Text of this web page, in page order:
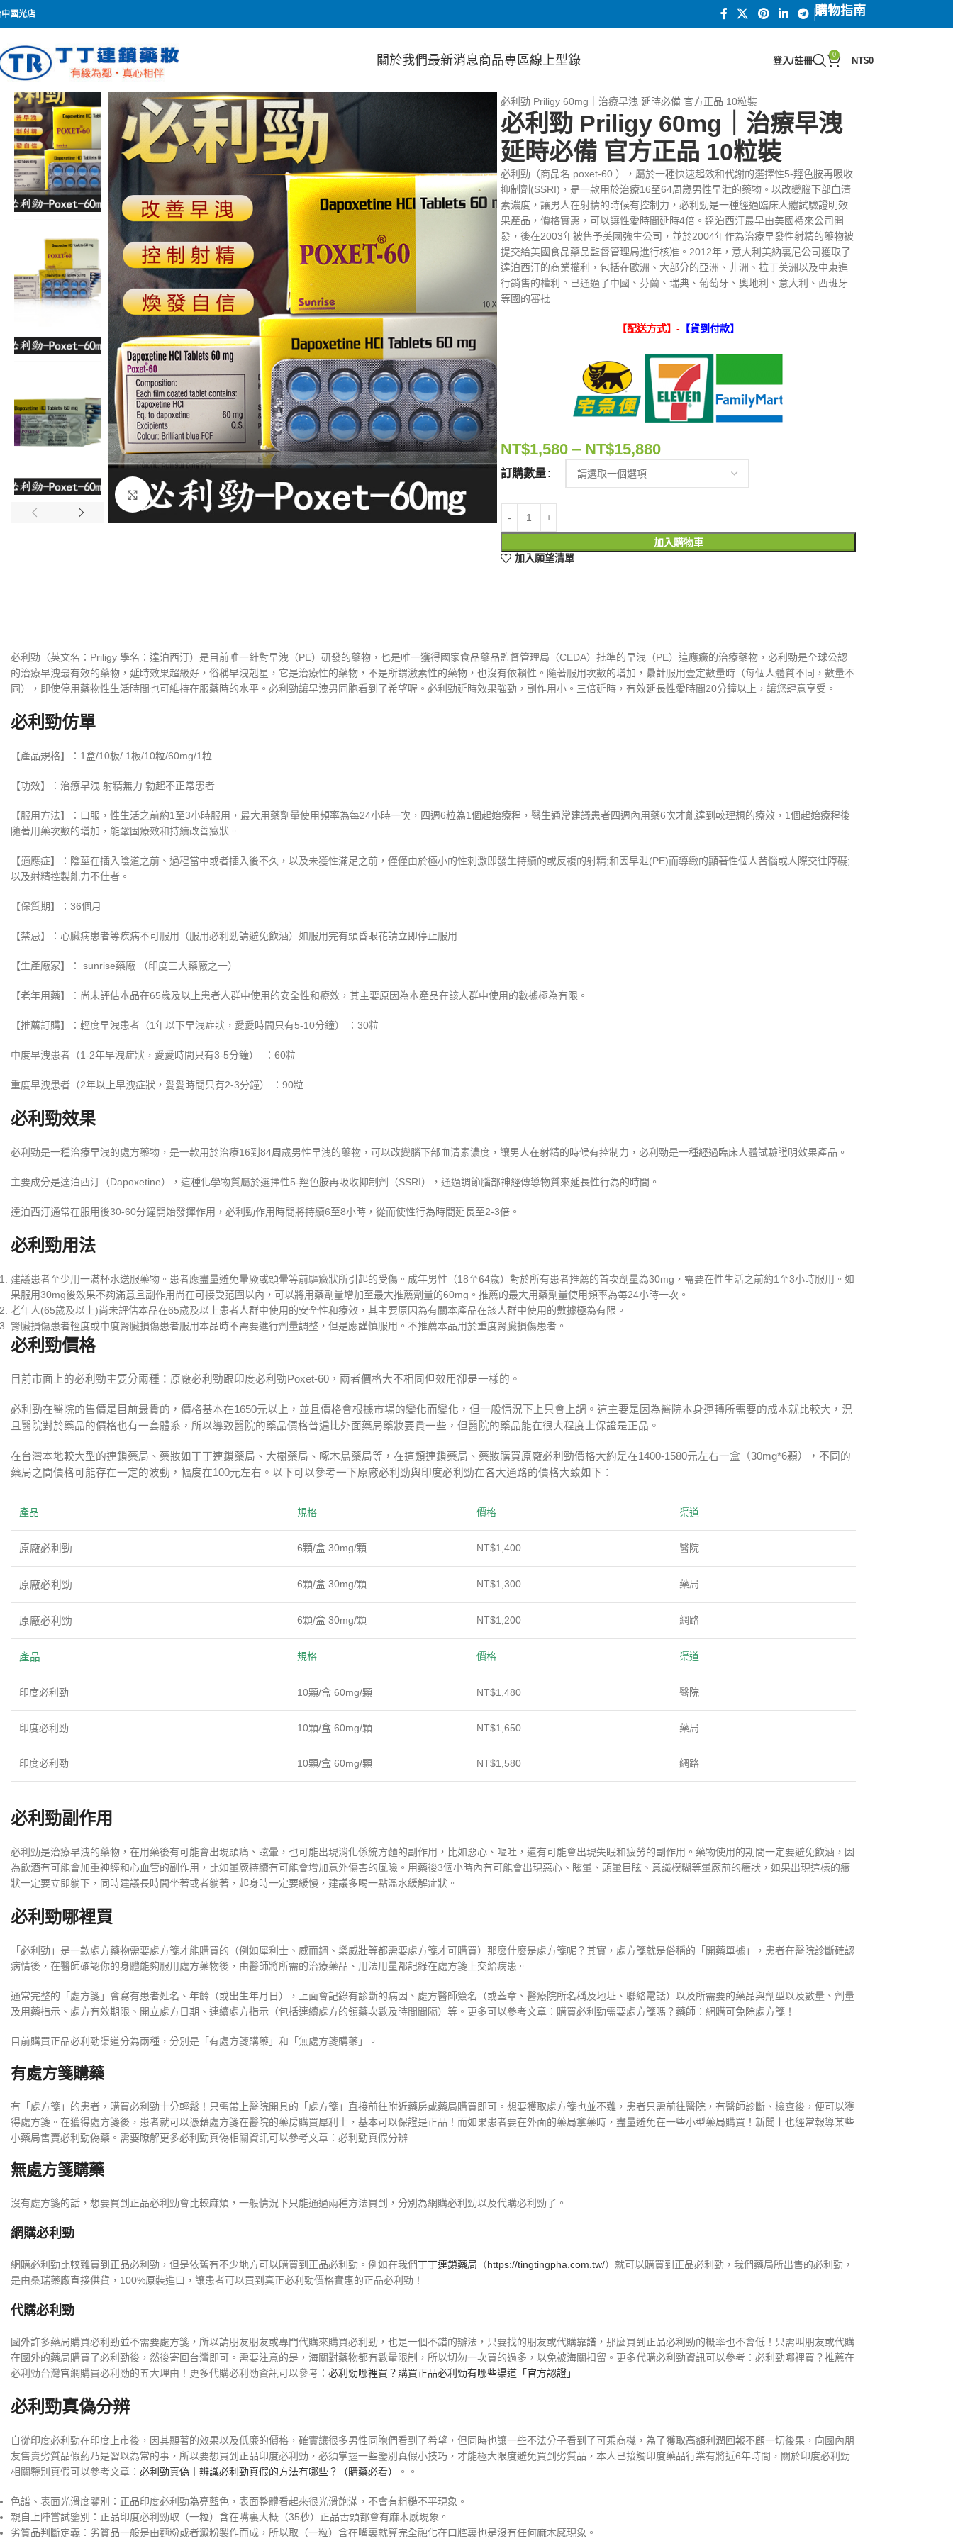
國光店 購物指南
關於我們最新消息商品專區線上型錄 登入/註冊
0
NT$0
Click to enlarge
必利勁 Priligy 60mg｜治療早洩 延時必備 官方正品 10粒裝
必利勁 Priligy 60mg｜治療早洩
延時必備 官方正品 10粒裝
必利勁（商品名 poxet-60 ），屬於一種快速起效和代謝的選擇性5-羥色胺再吸收
抑制劑(SSRI)，是一款用於治療16至64周歲男性早泄的藥物。以改變腦下部血清
素濃度，讓男人在射精的時候有控制力，必利勁是一種經過臨床人體試驗證明效
果產品，價格實惠，可以讓性愛時間延時4倍。達泊西汀最早由美國禮來公司開
發，後在2003年被售予美國強生公司，並於2004年作為治療早發性射精的藥物被
提交給美國食品藥品監督管理局進行核准。2012年，意大利美納裏尼公司獲取了
達泊西汀的商業權利，包括在歐洲、大部分的亞洲、非洲、拉丁美洲以及中東進
行銷售的權利。已通過了中國、芬蘭、瑞典、葡萄牙、奧地利、意大利、西班牙
等國的審批
【配送方式】- 【貨到付款】
NT$1,580 – NT$15,880
訂購數量
加入購物車
加入願望清單
必利勁（英文名：Priligy 學名：達泊西汀）是目前唯一針對早洩（PE）研發的藥物，也是唯一獲得國家食品藥品監督管理局（CEDA）批準的早洩（PE）這應癥的治療藥物，必利勁是全球公認
的治療早洩最有效的藥物，延時效果超級好，俗稱早洩剋星，它是治療性的藥物，不是所謂激素性的藥物，也沒有依賴性。隨著服用次數的增加，纍計服用壹定數量時（每個人體質不同，數量不
同），即使停用藥物性生活時間也可維持在服藥時的水平。必利勁讓早洩男同胞看到了希望喔。必利勁延時效果強勁，副作用小。三倍延時，有效延長性愛時間20分鐘以上，讓您肆意享受。
必利勁仿單
【產品規格】：1盒/10板/ 1板/10粒/60mg/1粒
【功效】：治療早洩 射精無力 勃起不正常患者
【服用方法】：口服，性生活之前約1至3小時服用，最大用藥劑量使用頻率為每24小時一次，四週6粒為1個起始療程，醫生通常建議患者四週內用藥6次才能達到較理想的療效，1個起始療程後
隨著用藥次數的增加，能鞏固療效和持續改善癥狀。
【適應症】：陰莖在插入陰道之前、過程當中或者插入後不久，以及未獲性滿足之前，僅僅由於極小的性刺激即發生持續的或反複的射精;和因早泄(PE)而導緻的顯著性個人苦惱或人際交往障礙;
以及射精控製能力不佳者。
【保質期】：36個月
【禁忌】：心臟病患者等疾病不可服用（服用必利勁請避免飲酒）如服用完有頭昏眼花請立即停止服用.
【生產廠家】： sunrise藥廠 （印度三大藥廠之一）
【老年用藥】：尚未評估本品在65歲及以上患者人群中使用的安全性和療效，其主要原因為本產品在該人群中使用的數據極為有限。
【推薦訂購】：輕度早洩患者（1年以下早洩症狀，愛愛時間只有5-10分鐘） ：30粒
中度早洩患者（1-2年早洩症狀，愛愛時間只有3-5分鐘） ：60粒
重度早洩患者（2年以上早洩症狀，愛愛時間只有2-3分鐘） ：90粒
必利勁效果
必利勁是一種治療早洩的處方藥物，是一款用於治療16到84周歲男性早洩的藥物，可以改變腦下部血清素濃度，讓男人在射精的時候有控制力，必利勁是一種經過臨床人體試驗證明效果產品。
主要成分是達泊西汀（Dapoxetine），這種化學物質屬於選擇性5-羥色胺再吸收抑制劑（SSRI），通過調節腦部神經傳導物質來延長性行為的時間。
達泊西汀通常在服用後30-60分鐘開始發揮作用，必利勁作用時間將持續6至8小時，從而使性行為時間延長至2-3倍。
必利勁用法
建議患者至少用一滿杯水送服藥物。患者應盡量避免暈厥或頭暈等前驅癥狀所引起的受傷。成年男性（18至64歲）對於所有患者推薦的首次劑量為30mg，需要在性生活之前約1至3小時服用。如
果服用30mg後效果不夠滿意且副作用尚在可接受范圍以內，可以將用藥劑量增加至最大推薦劑量的60mg。推薦的最大用藥劑量使用頻率為每24小時一次。
老年人(65歲及以上)尚未評估本品在65歲及以上患者人群中使用的安全性和療效，其主要原因為有關本產品在該人群中使用的數據極為有限。
腎臟損傷患者輕度或中度腎臟損傷患者服用本品時不需要進行劑量調整，但是應謹慎服用。不推薦本品用於重度腎臟損傷患者。
必利勁價格
目前市面上的必利勁主要分兩種：原廠必利勁跟印度必利勁Poxet-60，兩者價格大不相同但效用卻是一樣的。
必利勁在醫院的售價是目前最貴的，價格基本在1650元以上，並且價格會根據市場的變化而變化，但一般情況下上只會上調。這主要是因為醫院本身運轉所需要的成本就比較大，況
且醫院對於藥品的價格也有一套體系，所以導致醫院的藥品價格普遍比外面藥局藥妝要貴一些，但醫院的藥品能在很大程度上保證是正品。
在台灣本地較大型的連鎖藥局、藥妝如丁丁連鎖藥局、大樹藥局、啄木鳥藥局等，在這類連鎖藥局、藥妝購買原廠必利勁價格大約是在1400-1580元左右一盒（30mg*6顆），不同的
藥局之間價格可能存在一定的波動，幅度在100元左右。以下可以參考一下原廠必利勁與印度必利勁在各大通路的價格大致如下：
產品 規格 價格 渠道
原廠必利勁 6顆/盒 30mg/顆 NT$1,400 醫院
原廠必利勁 6顆/盒 30mg/顆 NT$1,300 藥局
原廠必利勁 6顆/盒 30mg/顆 NT$1,200 網路
產品 規格 價格 渠道
印度必利勁 10顆/盒 60mg/顆 NT$1,480 醫院
印度必利勁 10顆/盒 60mg/顆 NT$1,650 藥局
印度必利勁 10顆/盒 60mg/顆 NT$1,580 網路
必利勁副作用
必利勁是治療早洩的藥物，在用藥後有可能會出現頭痛、眩暈，也可能出現消化係統方麵的副作用，比如惡心、嘔吐，還有可能會出現失眠和疲勞的副作用。藥物使用的期間一定要避免飲酒，因
為飲酒有可能會加重神經和心血管的副作用，比如暈厥持續有可能會增加意外傷害的風險。用藥後3個小時內有可能會出現惡心、眩暈、頭暈目眩、意識模糊等暈厥前的癥狀，如果出現這樣的癥
狀一定要立即躺下，同時建議長時間坐著或者躺著，起身時一定要緩慢，建議多喝一點溫水緩解症狀。
必利勁哪裡買
「必利勁」是一款處方藥物需要處方箋才能購買的（例如犀利士、威而鋼、樂威壯等都需要處方箋才可購買）那麼什麼是處方箋呢？其實，處方箋就是俗稱的「開藥單據」，患者在醫院診斷確認
病情後，在醫師確認你的身體能夠服用處方藥物後，由醫師將所需的治療藥品、用法用量都記錄在處方箋上交給病患。
通常完整的「處方箋」會寫有患者姓名、年齡（或出生年月日），上面會記錄有診斷的病因、處方醫師簽名（或蓋章、醫療院所名稱及地址、聯絡電話）以及所需要的藥品與劑型以及數量、劑量
及用藥指示、處方有效期限、開立處方日期、連續處方指示（包括連續處方的領藥次數及時間間隔）等。更多可以參考文章：購買必利勁需要處方箋嗎？藥師：網購可免除處方箋！
目前購買正品必利勁渠道分為兩種，分別是「有處方箋購藥」和「無處方箋購藥」。
有處方箋購藥
有「處方箋」的患者，購買必利勁十分輕鬆！只需帶上醫院開具的「處方箋」直接前往附近藥房或藥局購買即可。想要獲取處方箋也並不難，患者只需前往醫院，有醫師診斷、檢查後，便可以獲
得處方箋。在獲得處方箋後，患者就可以憑藉處方箋在醫院的藥房購買犀利士，基本可以保證是正品！而如果患者要在外面的藥局拿藥時，盡量避免在一些小型藥局購買！新聞上也經常報導某些
小藥局售賣必利勁偽藥。需要瞭解更多必利勁真偽相關資訊可以參考文章：必利勁真假分辨
無處方箋購藥
沒有處方箋的話，想要買到正品必利勁會比較麻煩，一般情況下只能通過兩種方法買到，分別為網購必利勁以及代購必利勁了。
網購必利勁
網購必利勁比較難買到正品必利勁，但是依舊有不少地方可以購買到正品必利勁。例如在我們丁丁連鎖藥局 （https://tingtingpha.com.tw/）就可以購買到正品必利勁，我們藥局所出售的必利勁，
是由桑瑞藥廠直接供貨，100%原裝進口，讓患者可以買到真正必利勁價格實惠的正品必利勁！
代購必利勁
國外許多藥局購買必利勁並不需要處方箋，所以請朋友朋友或專門代購來購買必利勁，也是一個不錯的辦法，只要找的朋友或代購靠譜，那麼買到正品必利勁的概率也不會低！只需叫朋友或代購
在國外的藥局購買了必利勁後，然後寄回台灣即可。需要注意的是，海關對藥物都有數量限制，所以切勿一次買的過多，以免被海關扣留。更多代購必利勁資訊可以參考：必利勁哪裡買？推薦在
必利勁台灣官網購買必利勁的五大理由！更多代購必利勁資訊可以參考： 必利勁哪裡買？購買正品必利勁有哪些渠道「官方認證」
必利勁真偽分辨
自從印度必利勁在印度上市後，因其顯著的效果以及低廉的價格，確實讓很多男性同胞們看到了希望，但同時也讓一些不法分子看到了可乘商機，為了獲取高額利潤回報不顧一切後果，向國內朋
友售賣劣質品假葯乃是習以為常的事，所以要想買到正品印度必利勁，必須掌握一些鑒別真假小技巧，才能極大限度避免買到劣質品，本人已接觸印度藥品行業有將近6年時間，關於印度必利勁
相關鑒別真假可以參考文章： 必利勁真偽丨辨識必利勁真假的方法有哪些？（購藥必看） 。。
色譜、表面光滑度鑒別：正品印度必利勁為亮藍色，表面整體看起來很光滑飽滿，不會有粗糙不平現象。
親自上陣嘗試鑒別：正品印度必利勁取（一粒）含在嘴裏大概（35秒）正品舌頭都會有麻木感現象。
劣質品判斷定義：劣質品一般是由麵粉或者澱粉製作而成，所以取（一粒）含在嘴裏就算完全融化在口腔裏也是沒有任何麻木感現象。